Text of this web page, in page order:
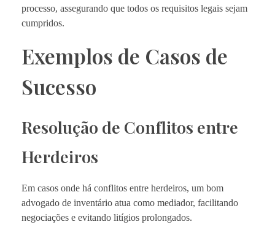
processo, assegurando que todos os requisitos legais sejam
cumpridos.
Exemplos de Casos de
Sucesso
Resolução de Conflitos entre
Herdeiros
Em casos onde há conflitos entre herdeiros, um bom
advogado de inventário atua como mediador, facilitando
negociações e evitando litígios prolongados.